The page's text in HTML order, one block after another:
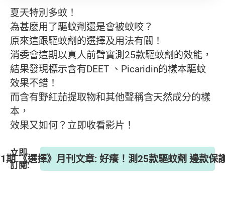
夏天特別多蚊！
為甚麼用了驅蚊劑還是會被蚊咬？
原來這跟驅蚊劑的選擇及用法有關！
消委會這期以真人前臂實測25款驅蚊劑的效能，
結果發現標示含有DEET 、Picaridin的樣本驅蚊
效果不錯！
而含有野紅茄提取物和其他聲稱含天然成分的樣
本，
效果又如何？立即收看影片！
立即
訂閱:
期 《選擇》月刊文章: 好癢！測25款驅蚊劑 邊款保